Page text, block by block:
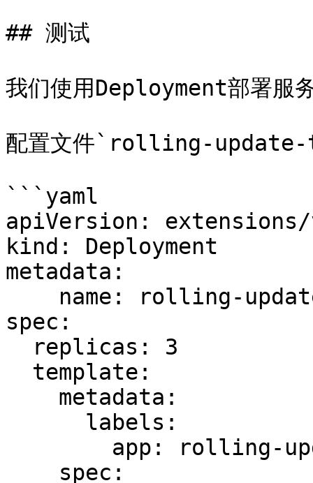
## 测试
我们使用Deployment部署服
配置文件`rolling-
```yaml
apiVersion: extensions/
kind: Deployment
metadata:
spec: